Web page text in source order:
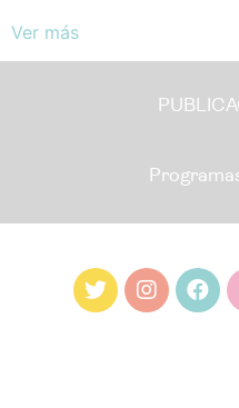
Ver más